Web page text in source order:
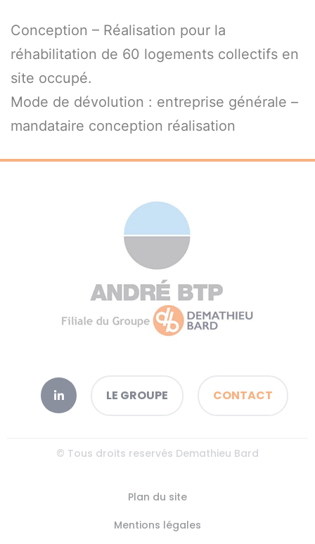
Conception – Réalisation pour la
réhabilitation de 60 logements collectifs en
site occupé.
Mode de dévolution : entreprise générale –
mandataire conception réalisation
LE GROUPE CONTACT
© Tous droits reservés Demathieu Bard
Plan du site
Mentions légales